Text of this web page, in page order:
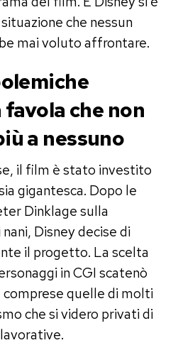
che nessun
mai voluto affrontare.
che non
a nessuno
il film è stato investito
gigantesca. Dopo le
Dinklage sulla
Disney decise di
il progetto. La scelta
in CGI scatenò
quelle di molti
che si videro privati di